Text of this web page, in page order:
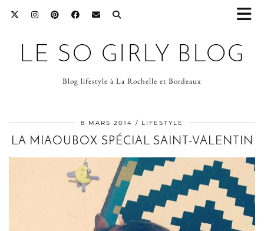
LE SO GIRLY BLOG
Blog lifestyle à La Rochelle et Bordeaux
8 MARS 2014 LIFESTYLE
LA MIAOUBOX SPÉCIAL SAINT-VALENTIN